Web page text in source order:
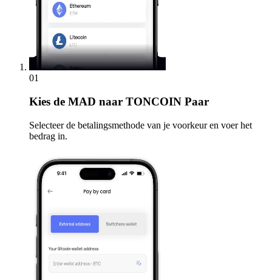
01
Kies de MAD naar TONCOIN Paar
Selecteer de betalingsmethode van je voorkeur en voer het
bedrag in.